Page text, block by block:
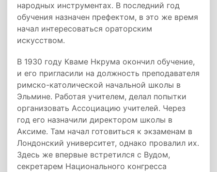
народных инструментах. В последний год
обучения назначен префектом, в это же время
начал интересоваться ораторским
искусством.
В 1930 году Кваме Нкрума окончил обучение,
и его пригласили на должность преподавателя
римско-католической начальной школы в
Эльмине. Работая учителем, делал попытки
организовать Ассоциацию учителей. Через
год его назначили директором школы в
Аксиме. Там начал готовиться к экзаменам в
Лондонский университет, однако провалил их.
Здесь же впервые встретился с Вудом,
секретарем Национального конгресса